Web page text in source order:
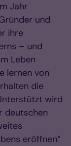
Jahr
und
ihre
– und
Leben
lernen von
die
wird
deutschen
eröffnen“